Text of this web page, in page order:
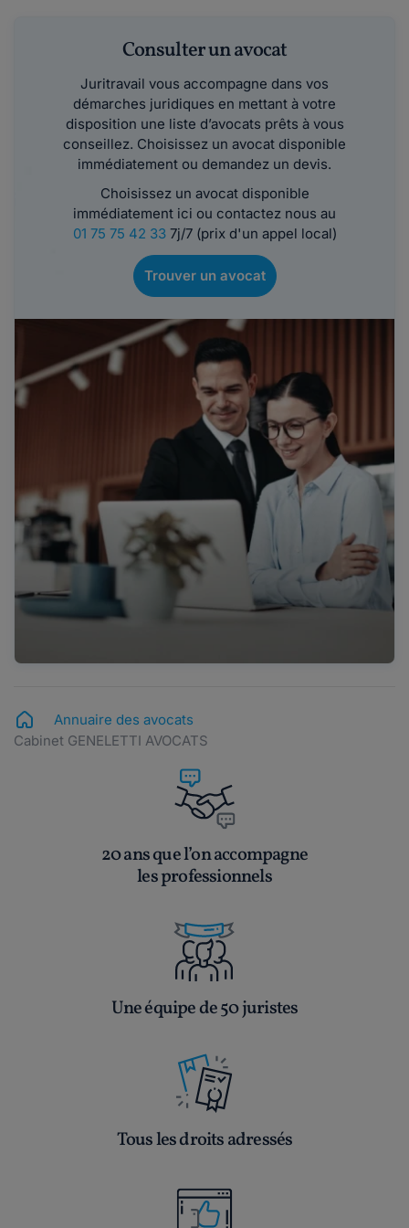
Consulter un avocat
Juritravail vous accompagne dans vos
démarches juridiques en mettant à votre
disposition une liste d’avocats prêts à vous
conseillez. Choisissez un avocat disponible
immédiatement ou demandez un devis.
Choisissez un avocat disponible
immédiatement ici ou contactez nous au
01 75 75 42 337j/7 (prix d'un appel local)
Trouver un avocat
Annuaire des avocats
Cabinet GENELETTI AVOCATS
20 ans que l’on accompagne
les professionnels
Une équipe de 50 juristes
Tous les droits adressés